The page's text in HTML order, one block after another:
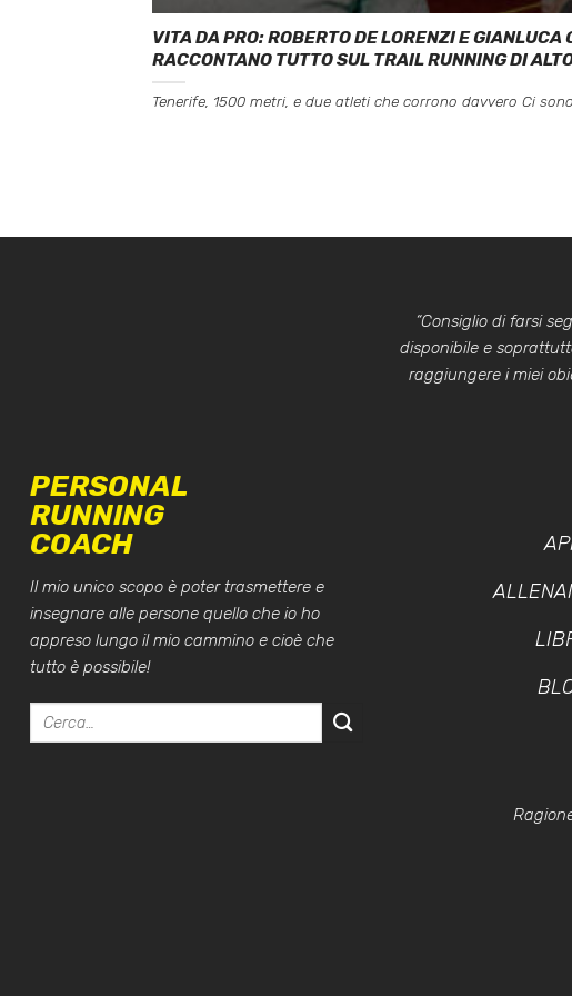
VITA DA PRO: ROBERTO DE LORENZI E GIANLUCA
RACCONTANO TUTTO SUL TRAIL RUNNING DI
Tenerife, 1500 metri, e due atleti che corrono davvero Ci
“Consiglio di farsi
disponibile e
raggiungere i miei
PERSONAL
RUNNING
COACH
Il mio unico scopo è poter trasmettere e
insegnare alle persone quello che io ho
appreso lungo il mio cammino e cioè che
tutto è possibile!